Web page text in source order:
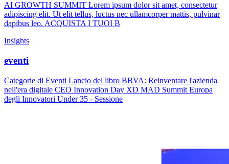
AI GROWTH SUMMIT Lorem ipsum dolor sit amet, consectetur
adipiscing elit. Ut elit tellus, luctus nec ullamcorper mattis, pulvinar
dapibus leo. ACQUISTA I TUOI B
Insights
eventi
Categorie di Eventi Lancio del libro BBVA: Reinventare l'azienda
nell'era digitale CEO Innovation Day XD MAD Summit Europa
degli Innovatori Under 35 - Sessione